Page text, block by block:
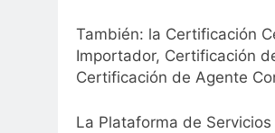
También: la Certificación
Importador, Certificación
Certificación de Agente
La Plataforma de